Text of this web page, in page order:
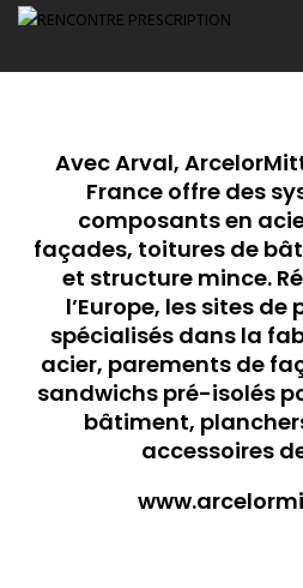
Avec Arval,
France offre des
composants en
façades, toitures de
et structure mince.
l’Europe, les sites
spécialisés dans la
acier, parements de
sandwichs pré-isolés
bâtiment,
accessoires